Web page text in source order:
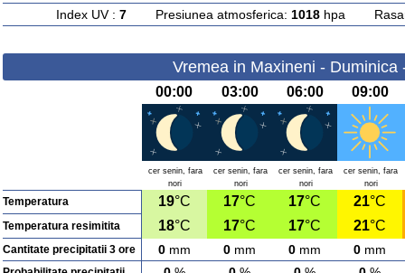
Index UV : 7Presiunea atmosferica: 1018hpa
Vremea in Maxineni - Duminica
00:00 03:00 06:00 09:00
cer senin, fara
nori
cer senin, fara
nori
cer senin, fara
nori
cer senin, fara
nori
Temperatura 19°C 17°C 17°C 21°C
Temperatura resimitita 18°C 17°C 17°C 21°C
Cantitate precipitatii 3 ore 0 mm 0 mm 0 mm 0 mm